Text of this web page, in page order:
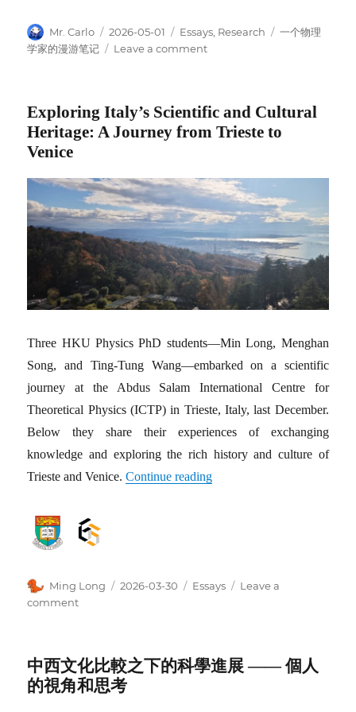
Author
Mr. Carlo
Posted
on
2026-05-01 Categories
Essays Research Tags
一个物理
学家的漫游笔记
Leave a commenton
布
的
Exploring Italy’s Scientific and Cultural
Heritage: A Journey from Trieste to
Venice
Three HKU Physics PhD students—Min Long, Menghan
Song, and Ting-Tung Wang—embarked on a scientific
journey at the Abdus Salam International Centre for
Theoretical Physics (ICTP) in Trieste, Italy, last December.
Below they share their experiences of exchanging
knowledge and exploring the rich history and culture of
Trieste and Venice.Continue reading
Author
Ming Long
Posted
2026-03-30 Categories
Essays
Leave a
commenton
and
Cultural
中西文化比較之下的科學進展 —— 個人
的視角和思考